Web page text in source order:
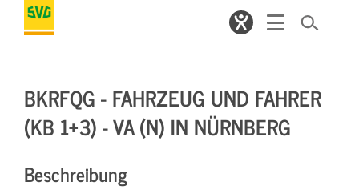
BKRFQG - FAHRZEUG UND FAHRER
(KB 1+3) - VA (N) IN NÜRNBERG
Beschreibung